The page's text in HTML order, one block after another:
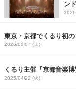
ン
ン
ート
東京・京都でくるり初
2026/03/07 (土)
くるり主催『京都音楽
2025/04/22 (火)